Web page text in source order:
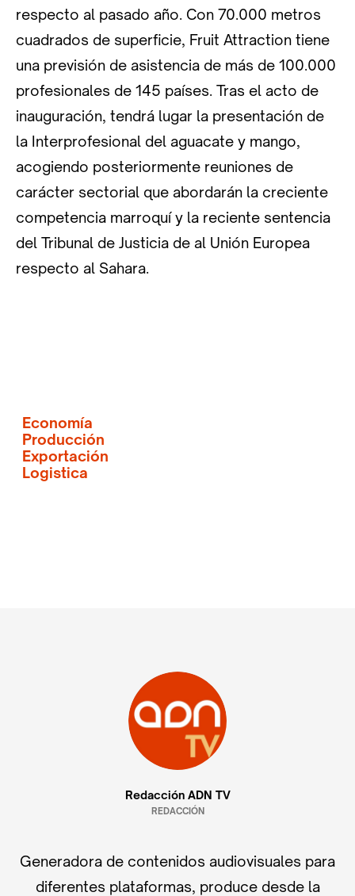
respecto al pasado año. Con 70.000 metros
cuadrados de superficie, Fruit Attraction tiene
una previsión de asistencia de más de 100.000
profesionales de 145 países. Tras el acto de
inauguración, tendrá lugar la presentación de
la Interprofesional del aguacate y mango,
acogiendo posteriormente reuniones de
carácter sectorial que abordarán la creciente
competencia marroquí y la reciente sentencia
del Tribunal de Justicia de al Unión Europea
respecto al Sahara.
Economía
Producción
Exportación
Logistica
Redacción ADN TV
REDACCIÓN
Generadora de contenidos audiovisuales para
diferentes plataformas, produce desde la